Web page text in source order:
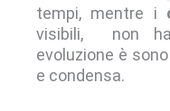
tempi, mentre i
visibili, non
evoluzione è
e condensa.